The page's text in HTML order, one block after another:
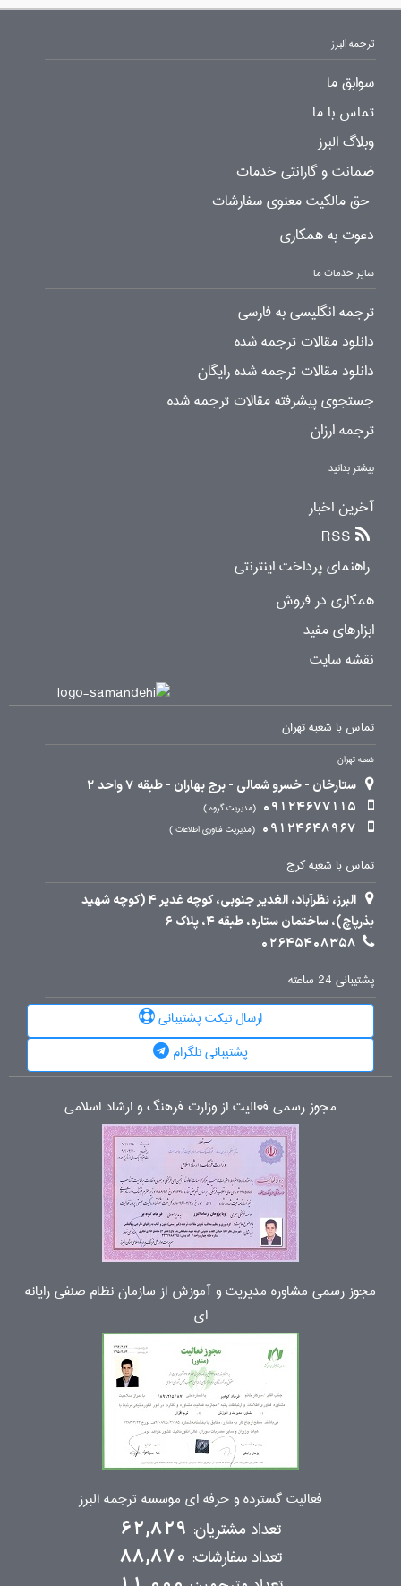
ترجمه البرز
سوابق ما
تماس با ما
وبلاگ البرز
ضمانت و گارانتی خدمات
حق مالکیت معنوی سفارشات
دعوت به همکاری
سایر خدمات ما
ترجمه انگلیسی به فارسی
دانلود مقالات ترجمه شده
دانلود مقالات ترجمه شده رایگان
جستجوی پیشرفته مقالات ترجمه شده
ترجمه ارزان
بیشتر بدانید
آخرین اخبار
RSS
راهنمای پرداخت اینترنتی
همکاری در فروش
ابزارهای مفید
نقشه سایت
تماس با شعبه تهران
شعبه تهران
ستارخان - خسرو شمالی - برج بهاران - طبقه 7 واحد 2
09124677115
مدیریت گروه
09124648967 مدیریت فناوری اطلاعات
تماس با شعبه کرج
البرز، نظرآباد، الغدیر جنوبی، کوچه غدیر 4 (کوچه شهید
بذرپاچ)، ساختمان ستاره، طبقه 4، پلاک 6
02645408358
پشتیبانی 24 ساعته
ارسال تیکت پشتیبانی
پشتیبانی تلگرام
مجوز رسمی فعالیت از وزارت فرهنگ و ارشاد اسلامی
مجوز رسمی مشاوره مدیریت و آموزش از سازمان نظام صنفی رایانه
ای
فعالیت گسترده و حرفه ای موسسه ترجمه البرز
تعداد مشتریان: 62,829
تعداد سفارشات: 88,870